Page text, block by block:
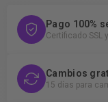
Pago 100%
Certificado SSL
Cambios
15 días para